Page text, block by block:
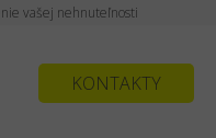
vašej nehnuteľnosti
KONTAKTY